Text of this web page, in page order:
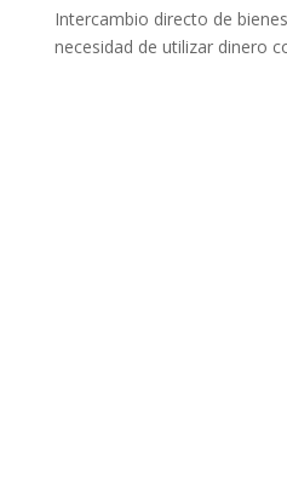
Intercambio directo de
necesidad de utilizar dinero